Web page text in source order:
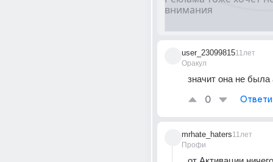
user_23099815
Оракул
11лет
значит она не была
0
mrhate_haters
Профи
11лет